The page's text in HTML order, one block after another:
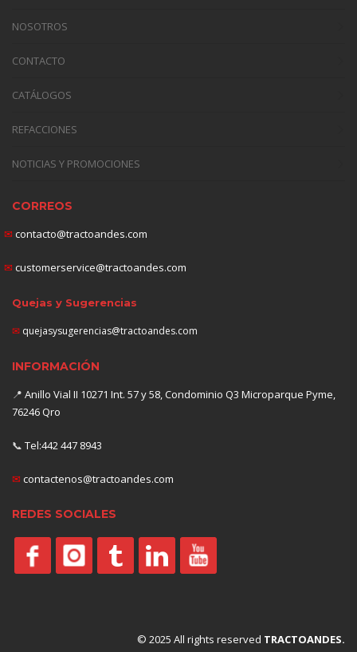
NOSOTROS
CONTACTO
CATÁLOGOS
REFACCIONES
NOTICIAS Y PROMOCIONES
CORREOS
✉ contacto@tractoandes.com
✉ customerservice@tractoandes.com
Quejas y Sugerencias
✉ quejasysugerencias@tractoandes.com
INFORMACIÓN
📍 Anillo Vial II 10271 Int. 57 y 58, Condominio Q3 Microparque Pyme,
76246 Qro
📞 Tel:442 447 8943
✉ contactenos@tractoandes.com
REDES SOCIALES
© 2025 All rights reserved TRACTOANDES.